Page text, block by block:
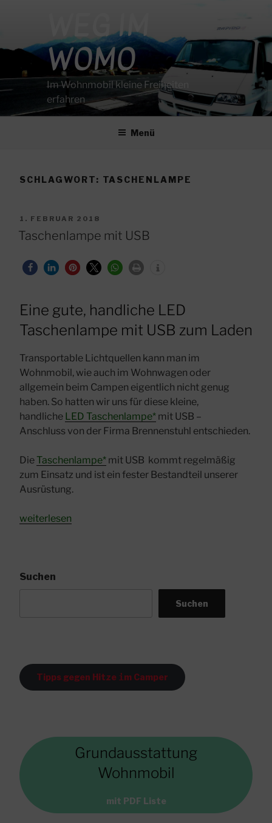
WEG IM
WOMO
Im Wohnmobil kleine Freiheiten
erfahren
Menü
SCHLAGWORT: TASCHENLAMPE
VERÖFFENTLICHT
AM
1. FEBRUAR 2018
Taschenlampe mit USB
Eine gute, handliche LED
Taschenlampe mit USB zum Laden
Transportable Lichtquellen kann man im
Wohnmobil, wie auch im Wohnwagen oder
allgemein beim Campen eigentlich nicht genug
haben. So hatten wir uns für diese kleine,
handliche LED Taschenlampe* mit USB –
Anschluss von der Firma Brennenstuhl entschieden.
Die Taschenlampe* mit USB kommt regelmäßig
zum Einsatz und ist ein fester Bestandteil unserer
Ausrüstung.
„Taschenlampe
weiterlesen
Suchen
Suchen
Tipps gegen Hitze im Camper
Grundausstattung
Wohnmobil
mit PDF Liste